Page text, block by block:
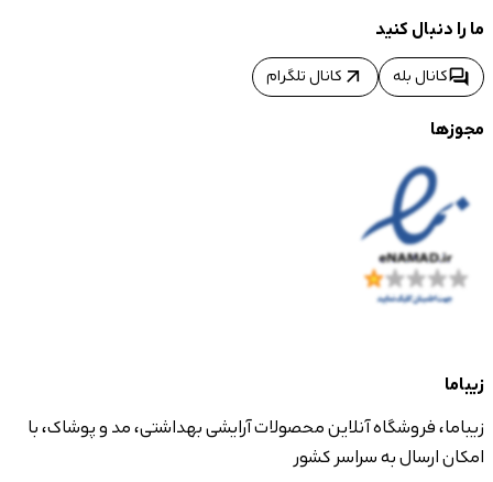
ما را دنبال کنید
forumکانال بله arrow_outward کانال تلگرام
مجوزها
زیباما
زیباما، فروشگاه آنلاین محصولات آرایشی بهداشتی، مد و پوشاک، با
امکان ارسال به سراسر کشور